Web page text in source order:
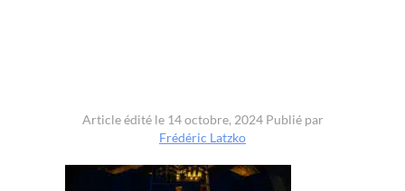
Article édité le 14 octobre, 2024 Publié par
Frédéric Latzko